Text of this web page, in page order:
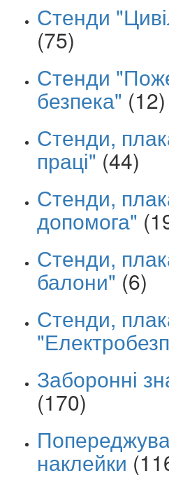
Стенди
(75)
Стенди
безпека" (12)
Стенди,
праці" (44)
Стенди,
допомога"
Стенди,
балони" (6)
Стенди,
Заборонні
(170)
наклейки